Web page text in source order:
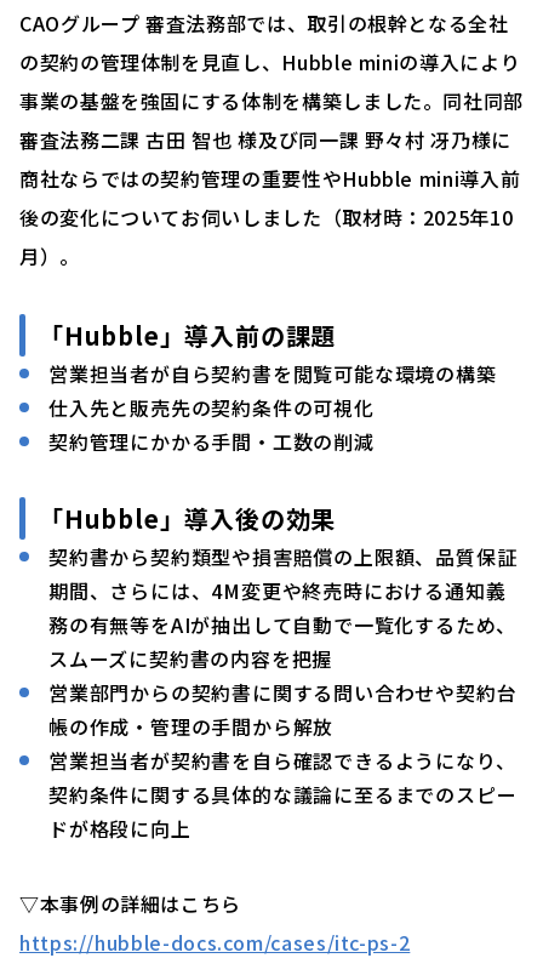
CAOグループ 審査法務部では、取引の根幹となる全社
の契約の管理体制を見直し、Hubble miniの導入により
事業の基盤を強固にする体制を構築しました。同社同部
審査法務二課 古田 智也 様及び同一課 野々村 冴乃様に
商社ならではの契約管理の重要性やHubble mini導入前
後の変化についてお伺いしました（取材時：2025年10
月）。
「Hubble」導入前の課題
営業担当者が自ら契約書を閲覧可能な環境の構築
仕入先と販売先の契約条件の可視化
契約管理にかかる手間・工数の削減
「Hubble」導入後の効果
契約書から契約類型や損害賠償の上限額、品質保証
期間、さらには、4M変更や終売時における通知義
務の有無等をAIが抽出して自動で一覧化するため、
スムーズに契約書の内容を把握
営業部門からの契約書に関する問い合わせや契約台
帳の作成・管理の手間から解放
営業担当者が契約書を自ら確認できるようになり、
契約条件に関する具体的な議論に至るまでのスピー
ドが格段に向上
▽本事例の詳細はこちら
https://hubble-docs.com/cases/itc-ps-2